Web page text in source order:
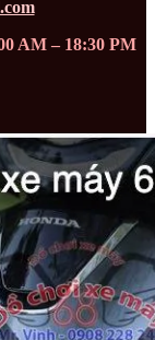
AM – 18:30 PM